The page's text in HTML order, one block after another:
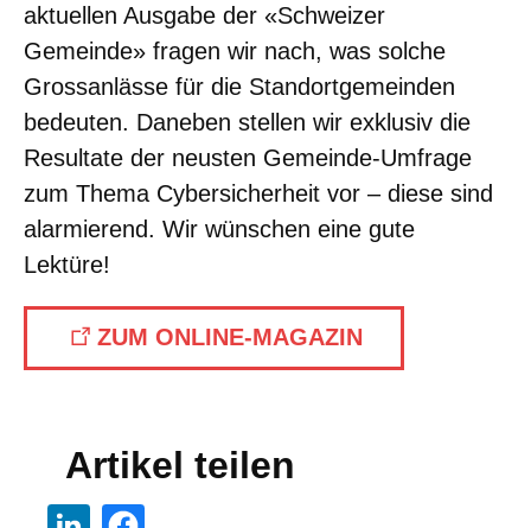
aktuellen Ausgabe der «Schweizer
Gemeinde» fragen wir nach, was solche
Grossanlässe für die Standortgemeinden
bedeuten. Daneben stellen wir exklusiv die
Resultate der neusten Gemeinde-Umfrage
zum Thema Cybersicherheit vor – diese sind
alarmierend. Wir wünschen eine gute
Lektüre!
ZUM ONLINE-MAGAZIN
Artikel teilen